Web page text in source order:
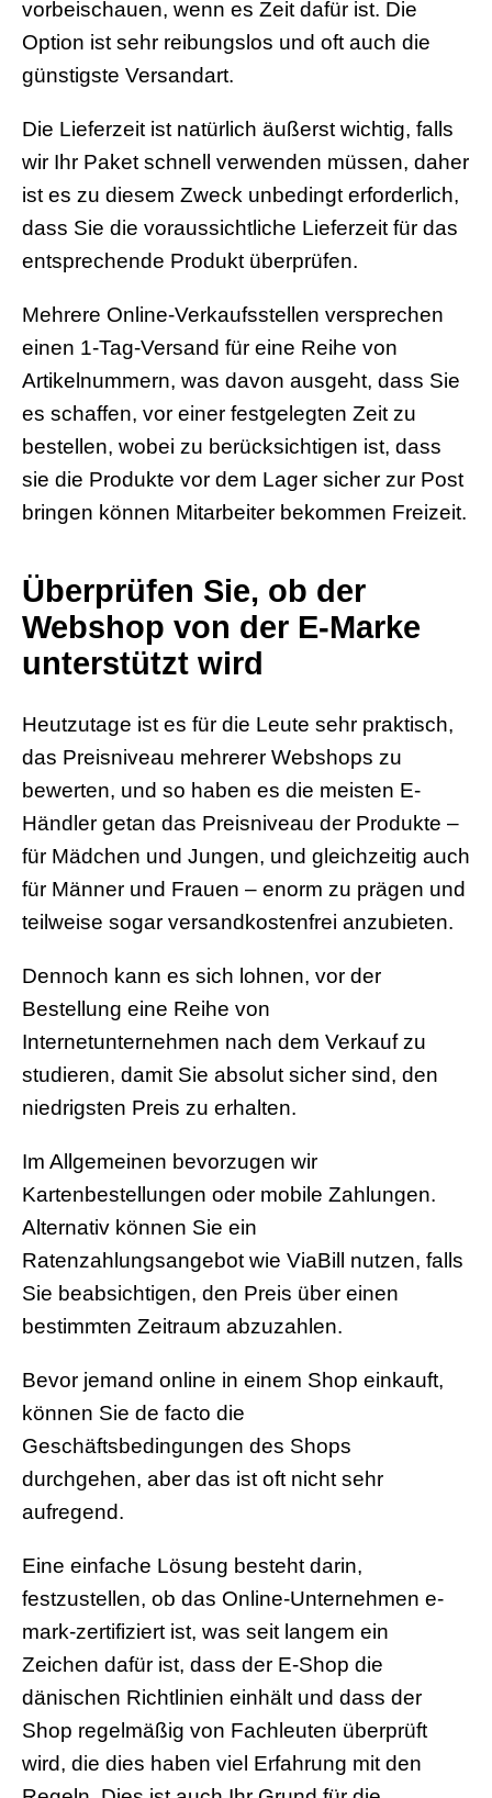
vorbeischauen, wenn es Zeit dafür ist. Die
Option ist sehr reibungslos und oft auch die
günstigste Versandart.
Die Lieferzeit ist natürlich äußerst wichtig, falls
wir Ihr Paket schnell verwenden müssen, daher
ist es zu diesem Zweck unbedingt erforderlich,
dass Sie die voraussichtliche Lieferzeit für das
entsprechende Produkt überprüfen.
Mehrere Online-Verkaufsstellen versprechen
einen 1-Tag-Versand für eine Reihe von
Artikelnummern, was davon ausgeht, dass Sie
es schaffen, vor einer festgelegten Zeit zu
bestellen, wobei zu berücksichtigen ist, dass
sie die Produkte vor dem Lager sicher zur Post
bringen können Mitarbeiter bekommen Freizeit.
Überprüfen Sie, ob der
Webshop von der E-Marke
unterstützt wird
Heutzutage ist es für die Leute sehr praktisch,
das Preisniveau mehrerer Webshops zu
bewerten, und so haben es die meisten E-
Händler getan das Preisniveau der Produkte –
für Mädchen und Jungen, und gleichzeitig auch
für Männer und Frauen – enorm zu prägen und
teilweise sogar versandkostenfrei anzubieten.
Dennoch kann es sich lohnen, vor der
Bestellung eine Reihe von
Internetunternehmen nach dem Verkauf zu
studieren, damit Sie absolut sicher sind, den
niedrigsten Preis zu erhalten.
Im Allgemeinen bevorzugen wir
Kartenbestellungen oder mobile Zahlungen.
Alternativ können Sie ein
Ratenzahlungsangebot wie ViaBill nutzen, falls
Sie beabsichtigen, den Preis über einen
bestimmten Zeitraum abzuzahlen.
Bevor jemand online in einem Shop einkauft,
können Sie de facto die
Geschäftsbedingungen des Shops
durchgehen, aber das ist oft nicht sehr
aufregend.
Eine einfache Lösung besteht darin,
festzustellen, ob das Online-Unternehmen e-
mark-zertifiziert ist, was seit langem ein
Zeichen dafür ist, dass der E-Shop die
dänischen Richtlinien einhält und dass der
Shop regelmäßig von Fachleuten überprüft
wird, die dies haben viel Erfahrung mit den